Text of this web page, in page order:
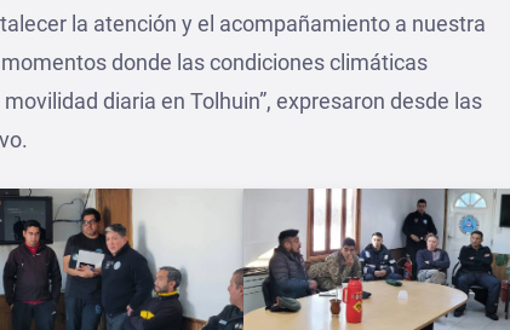
la atención y el acompañamiento a nuestra
donde las condiciones climáticas
diaria en Tolhuin”, expresaron desde las